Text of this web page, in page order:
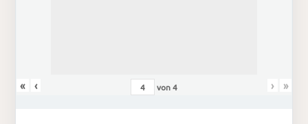
« ‹ von4 › »